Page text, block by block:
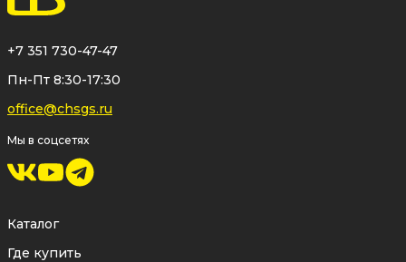
+7 351 730-47-47
Пн-Пт 8:30-17:30
office@chsgs.ru
Мы в соцсетях
Каталог
Где купить